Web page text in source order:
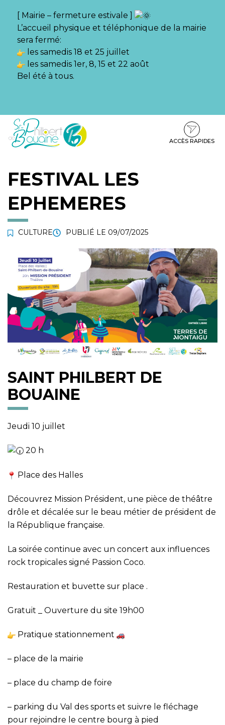
[ Mairie – fermeture estivale ]
L’accueil physique et téléphonique de la mairie
sera fermé:
les samedis 18 et 25 juillet
les samedis 1er, 8, 15 et 22 août
Bel été à tous.
Aller
Aller
contenu
Aller
pied
ACCÈS RAPIDES
FESTIVAL LES
EPHEMERES
CULTURE PUBLIÉ LE 09/07/2025
SAINT PHILBERT DE
BOUAINE
Jeudi 10 juillet
20 h
Place des Halles
Découvrez Mission Président, une pièce de théâtre
drôle et décalée sur le beau métier de président de
la République française.
La soirée continue avec un concert aux influences
rock tropicales signé Passion Coco.
Restauration et buvette sur place .
Gratuit _ Ouverture du site 19h00
Pratique stationnement
– place de la mairie
– place du champ de foire
– parking du Val des sports et suivre le fléchage
pour rejoindre le centre bourg à pied